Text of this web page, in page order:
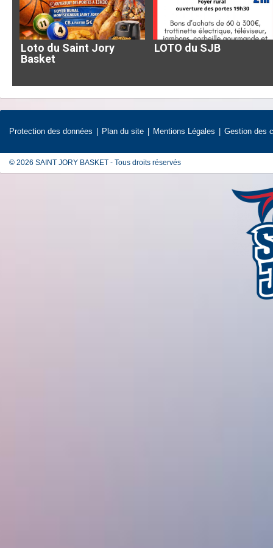
Loto du Saint Jory
Basket
LOTO du SJB
Protection des données Plan du site Mentions Légales Gestion des
© 2026 SAINT JORY BASKET - Tous droits réservés